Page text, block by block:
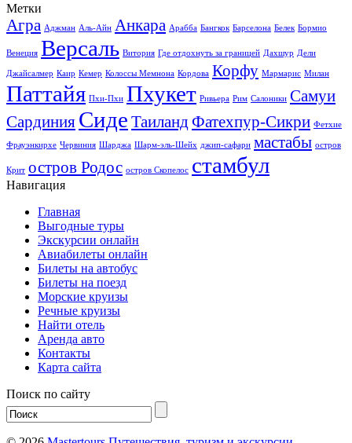
Метки
Агра Аджман Аль-Айн Анкара Арабба Бангкок Барселона Белек Бормио
Венеция Версаль Витория Где отдохнуть за границей Дахшур Дели
Джайсалмер Каир Кемер Колоссы Мемнона Кордова Корфу Мармарис Милан
Паттайя Пхи-Пхи Пхукет Ривьера Рим Салоники Самуи
Сардиния Сиде ТаиландФатехпур-Сикри Фетхие
Фрауэнкирхе Червиния Шарджа Шарм-эль-Шейх джип-сафари мастабы остров
Крит остров Родос остров Скопелос стамбул
Навигация
Главная
Выгодные туры
Экскурсии онлайн
Авиабилеты онлайн
Билеты на автобус
Билеты на поезд
Морские круизы
Речные круизы
Найти отель
Аренда авто
Контакты
Карта сайта
Поиск по сайту